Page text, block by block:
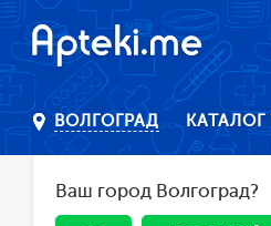
ВОЛГОГРАД
Ваш город Волгоград?
Главная Каталог